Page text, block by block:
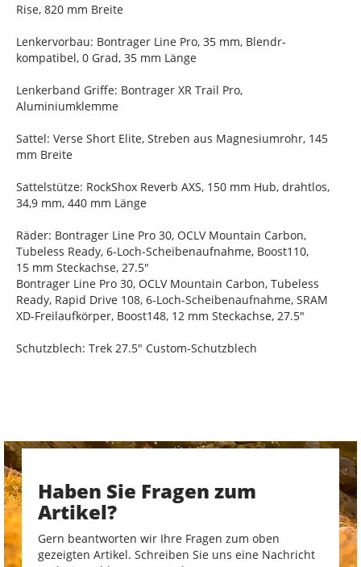
Rise, 820 mm Breite
Lenkervorbau: Bontrager Line Pro, 35 mm, Blendr-
kompatibel, 0 Grad, 35 mm Länge
Lenkerband Griffe: Bontrager XR Trail Pro,
Aluminiumklemme
Sattel: Verse Short Elite, Streben aus Magnesiumrohr, 145
mm Breite
Sattelstütze: RockShox Reverb AXS, 150 mm Hub, drahtlos,
34,9 mm, 440 mm Länge
Räder: Bontrager Line Pro 30, OCLV Mountain Carbon,
Tubeless Ready, 6-Loch-Scheibenaufnahme, Boost110,
15 mm Steckachse, 27.5"
Bontrager Line Pro 30, OCLV Mountain Carbon, Tubeless
Ready, Rapid Drive 108, 6-Loch-Scheibenaufnahme, SRAM
XD-Freilaufkörper, Boost148, 12 mm Steckachse, 27.5"
Schutzblech: Trek 27.5" Custom-Schutzblech
Haben Sie Fragen zum
Artikel?
Gern beantworten wir Ihre Fragen zum oben
gezeigten Artikel. Schreiben Sie uns eine Nachricht